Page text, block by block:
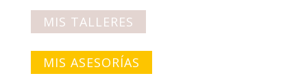
MIS TALLERES
MIS ASESORÍAS